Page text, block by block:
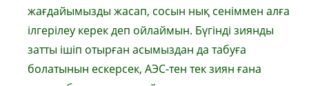
жағдайымызды жасап, сосын нық сеніммен алға
ілгерілеу керек деп ойлаймын. Бүгінді зиянды
затты ішіп отырған асымыздан да табуға
болатынын ескерсек, АЭС-тен тек зиян ғана